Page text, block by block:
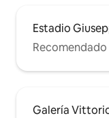
Estadio
Galería